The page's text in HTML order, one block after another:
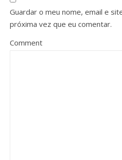
Guardar o meu nome, email e
próxima vez que eu comentar.
Comment